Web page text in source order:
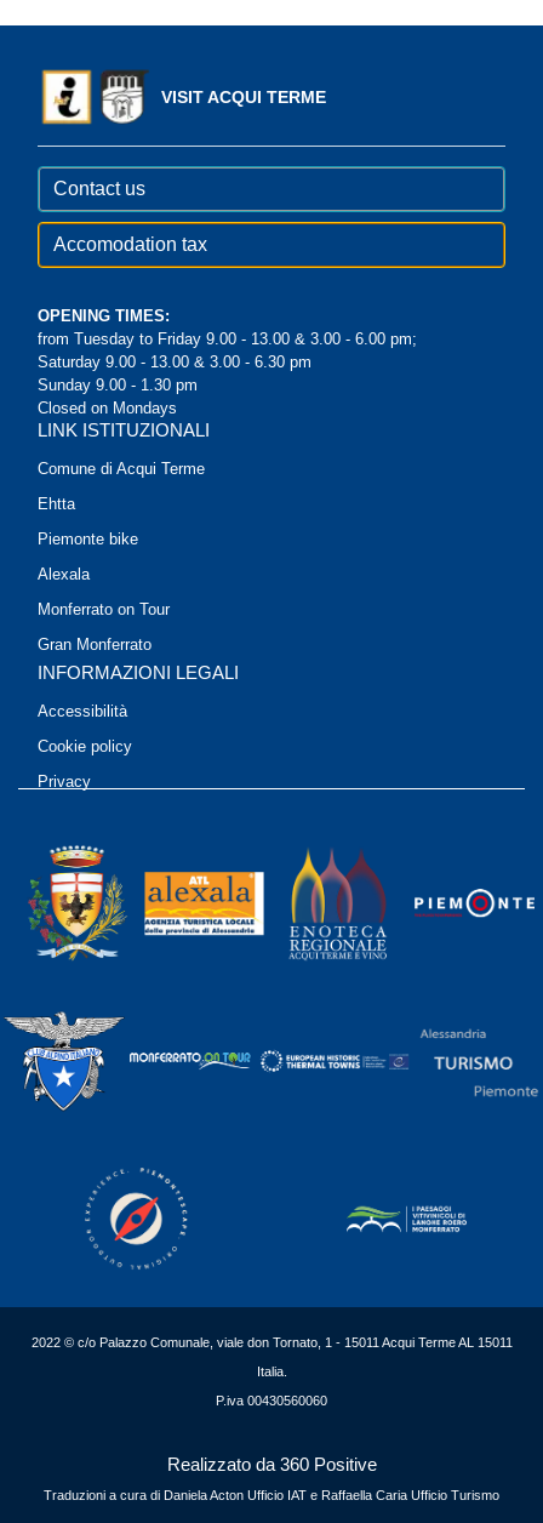
VISIT ACQUI TERME
Contact us
Accomodation tax
OPENING TIMES:
from Tuesday to Friday 9.00 - 13.00 & 3.00 - 6.00 pm;
Saturday 9.00 - 13.00 & 3.00 - 6.30 pm
Sunday 9.00 - 1.30 pm
Closed on Mondays
LINK ISTITUZIONALI
Comune di Acqui Terme
Ehtta
Piemonte bike
Alexala
Monferrato on Tour
Gran Monferrato
INFORMAZIONI LEGALI
Accessibilità
Cookie policy
Privacy
2022 © c/o Palazzo Comunale, viale don Tornato, 1 - 15011 Acqui Terme AL 15011
Italia.
P.iva 00430560060
Realizzato da 360 Positive
Traduzioni a cura di Daniela Acton Ufficio IAT e Raffaella Caria Ufficio Turismo